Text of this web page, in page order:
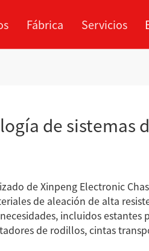
cuadrado
Fábrica Servicios
de sistemas
de Xinpeng Electronic
de aleación de alta
incluidos
de rodillos, cintas